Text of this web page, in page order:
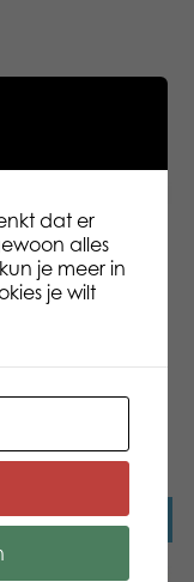
coolste
ter Wereld
Lees verder
dat er
alles
je meer in
je wilt